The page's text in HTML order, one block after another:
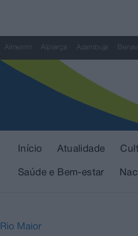
Almeirim Alpiarça Azambuja
Início Atualidade
Saúde e Bem-estar
Rio Maior